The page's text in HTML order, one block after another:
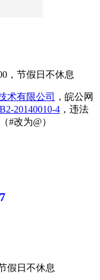
，节假日不休息
术有限公司
，皖公网
20140010-4 ，违法
#改为@）
假日不休息